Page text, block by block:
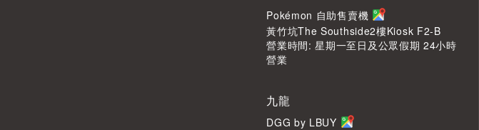
Pokémon 自助售賣機
黃竹坑The Southside2樓Kiosk F2-B
營業時間: 星期一至日及公眾假期 24小時
營業
九龍
DGG by LBUY